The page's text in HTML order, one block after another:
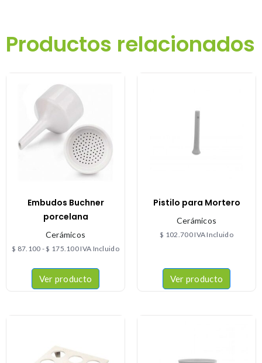
Productos relacionados
Embudos Buchner
porcelana
Cerámicos
$ 87.100 -$ 175.100IVA Incluido
Ver producto
Pistilo para Mortero
Cerámicos
$ 102.700IVA Incluido
Ver producto